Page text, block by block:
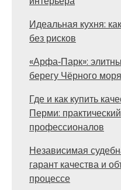
Идеальная кухня:
без рисков
«Арфа‑Парк»:
берегу Чёрного
Где и как купить
Перми:
профессионалов
Независимая
гарант качества и
процессе